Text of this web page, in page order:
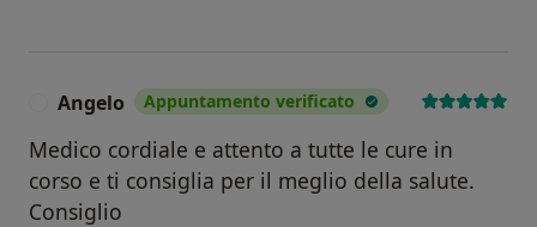
Angelo Appuntamento verificato
Medico cordiale e attento a tutte le cure in
corso e ti consiglia per il meglio della salute.
Consiglio